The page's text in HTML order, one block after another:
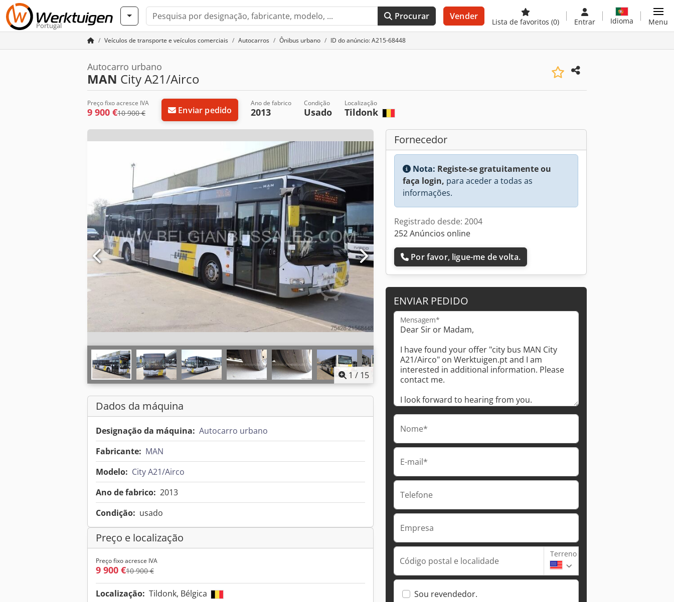
Portugal
Procurar Vender
Lista de favoritos (0) Entrar Idioma Menu
Veículos de transporte e veículos comerciais Autocarros Ônibus urbano ID do anúncio: A215-68448
Autocarro urbano
MAN City A21/Airco
Preço fixo acresce IVA
9 900 €10 900 € Enviar pedido
Ano de fabrico
2013
Condição
Usado
Localização
Tildonk
1 / 15
Dados da máquina
Designação da máquina: Autocarro urbano
Fabricante: MAN
Modelo: City A21/Airco
Ano de fabrico: 2013
Condição: usado
Preço e localização
Preço fixo acresce IVA
9 900 €10 900 €
Localização: Tildonk, Bélgica
Fornecedor
Nota: Registe-se gratuitamente ou
faça login, para aceder a todas as
informações.
Registrado desde: 2004
252 Anúncios online
Por favor, ligue-me de volta.
ENVIAR PEDIDO
Mensagem*
Nome*
E-mail*
Telefone
Empresa
Código postal e localidade
Terreno
Sou revendedor.